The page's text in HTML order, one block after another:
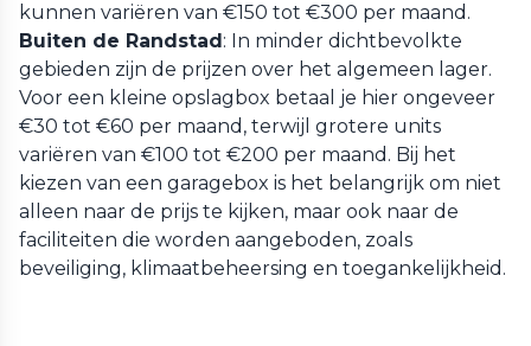
kunnen variëren van €150 tot €300 per maand.
Buiten de Randstad: In minder dichtbevolkte
gebieden zijn de prijzen over het algemeen lager.
Voor een kleine opslagbox betaal je hier ongeveer
€30 tot €60 per maand, terwijl grotere units
variëren van €100 tot €200 per maand. Bij het
kiezen van een garagebox is het belangrijk om niet
alleen naar de prijs te kijken, maar ook naar de
faciliteiten die worden aangeboden, zoals
beveiliging, klimaatbeheersing en toegankelijkheid.